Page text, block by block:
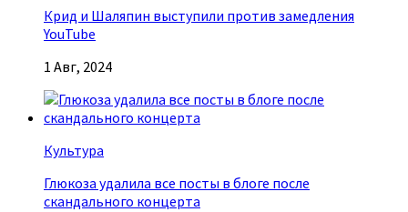
Крид и Шаляпин выступили против замедления
YouTube
1 Авг, 2024
Культура
Глюкоза удалила все посты в блоге после
скандального концерта